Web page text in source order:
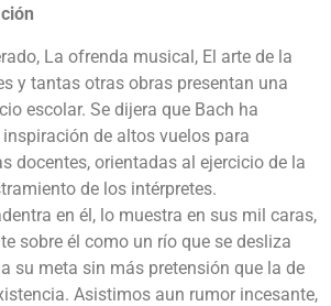
La ofrenda musical, El arte de la
y tantas otras obras presentan una
escolar. Se dijera que Bach ha
de altos vuelos para
docentes, orientadas al ejercicio de la
de los intérpretes.
en él, lo muestra en sus mil caras,
sobre él como un río que se desliza
su meta sin más pretensión que la de
Asistimos aun rumor incesante,